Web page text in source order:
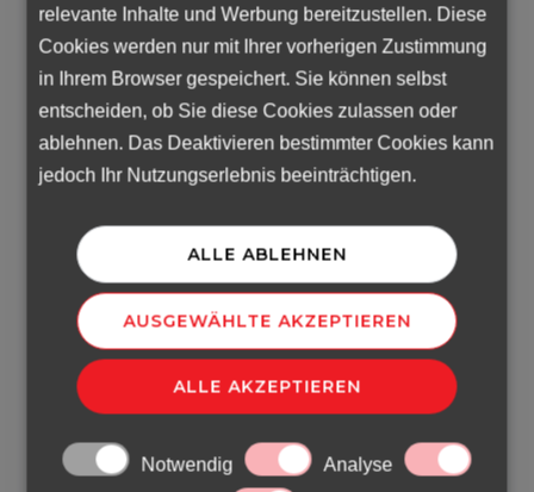
relevante Inhalte und Werbung bereitzustellen. Diese
Cookies werden nur mit Ihrer vorherigen Zustimmung
in Ihrem Browser gespeichert. Sie können selbst
entscheiden, ob Sie diese Cookies zulassen oder
ablehnen. Das Deaktivieren bestimmter Cookies kann
jedoch Ihr Nutzungserlebnis beeinträchtigen.
ALLE ABLEHNEN
AUSGEWÄHLTE AKZEPTIEREN
ALLE AKZEPTIEREN
Notwendig Analyse
Bei derArbeitsvermittlungwird der
Mitarbeiter direkt vom österreichischen
Unternehmen eingestellt und erhält dort
seinen Arbeitsvertrag. Bei der
Arbeitnehmerüberlassung (ANÜ)bleibt
hingegen derPersonaldienstleister der
Mitarbeiter nur zeitlich befristet im
Kundenunternehmen eingesetzt wird.
2. Wann lohnt sich
Arbeitnehmerüberlassung
für ein österreichische
Unternehmen besonders?